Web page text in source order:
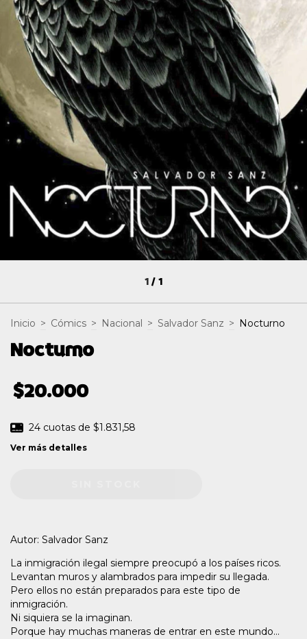
1/1
Inicio > Cómics > Nacional > Salvador Sanz > Nocturno
Nocturno
$20.000
24 cuotas de $1.831,58
Ver más detalles
Autor: Salvador Sanz
La inmigración ilegal siempre preocupó a los países ricos.
Levantan muros y alambrados para impedir su llegada.
Pero ellos no están preparados para este tipo de
inmigración.
Ni siquiera se la imaginan.
Porque hay muchas maneras de entrar en este mundo…